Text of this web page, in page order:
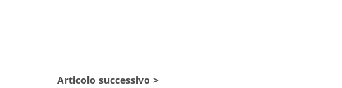
Articolo successivo